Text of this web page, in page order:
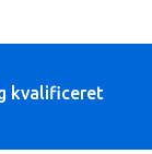
kvalificeret